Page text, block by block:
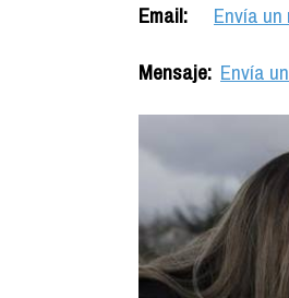
Email:
Envía
Mensaje: Envía